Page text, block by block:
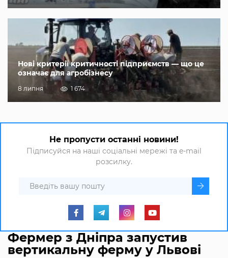
Нові критерії критичності підприємств — що це
означає для агробізнесу
8 липня 1 674
Не пропусти останні новини!
Підписуйся на наші соціальні мережі та e-mail
розсилку.
Фермер з Дніпра запустив
вертикальну ферму у Львові